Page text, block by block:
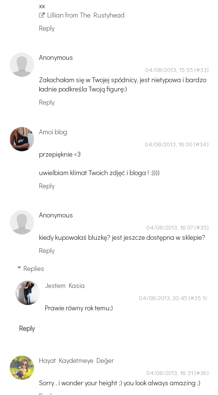
xx
Lillian from The Rustyhead
Reply
Anonymous
04/08/2013, 15:55
Zakochałam się w Twojej spódnicy, jest nietypowa i bardzo
ładnie podkreśla Twoją figurę:)
Reply
Amoi blog
04/08/2013, 16:00
przepięknie <3
uwielbiam klimat Twoich zdjęć i bloga ! :))))
Reply
Anonymous
04/08/2013, 16:07
kiedy kupowałaś bluzkę? jest jeszcze dostępna w sklepie?
Reply
Replies
Jestem Kasia
04/08/2013, 20:45
Prawie równy rok temu;)
Reply
Hayat Kaydetmeye Değer
04/08/2013, 16:31
Sorry , i wonder your height ;) you look always amazing ;)